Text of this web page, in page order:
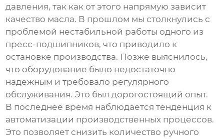
давления, так как от этого напрямую зависит
качество масла. В прошлом мы столкнулись с
проблемой нестабильной работы одного из
пресс-подшипников, что приводило к
остановке производства. Позже выяснилось,
что оборудование было недостаточно
надежным и требовало регулярного
обслуживания. Это был дорогостоящий опыт.
В последнее время наблюдается тенденция к
автоматизации производственных процессов.
Это позволяет снизить количество ручного